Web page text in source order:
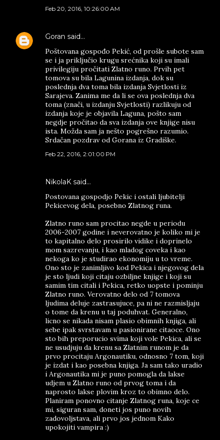
Feb 20, 2016, 10:26:00 AM
Goran said…
Poštovana gospođo Pekić, od prošle subote sam
se i ja priključio krugu srećnika koji su imali
privilegiju pročitati Zlatno runo. Prvih pet
tomova su bila Lagunina izdanja, dok su
poslednja dva toma bila izdanja Svjetlosti iz
Sarajeva. Zanima me da li se ova poslednja dva
toma (znači, u izdanju Svjetlosti) razlikuju od
izdanja koje je objavila Laguna, pošto sam
negdje pročitao da sva izdanja ove knjige nisu
ista. Možda sam ja nešto pogrešno razumio.
Srdačan pozdrav od Gorana iz Gradiške.
Feb 22, 2016, 2:01:00 PM
NikolaK said…
Postovana gospodjo Pekic i ostali ljubitelji
Pekicevog dela, posebno Zlatnog runa.
Zlatno runo sam procitao negde u periodu
2006-2007 godine i neverovatno je koliko mi je
to kapitalno delo prosirilo vidike i doprinelo
mom sazrevanju, i kao mladog coveka i kao
nekoga ko je studirao ekonomiju u to vreme.
Ono sto je zanimljivo kod Pekica i njegovog dela
je sto ljudi koji citaju ozbiljne knjige i koji su
samim tim citali i Pekica, retko uopste i pominju
Zlatno runo. Verovatno delo od 7 tomova
ljudima deluje zastrasujuce, pa ni ne razmisljaju
o tome da krenu u taj poduhvat. Generalno,
licno se nikada nisam plasio obimnih knjiga, ali
sebe ipak svrstavam u pasionirane citaoce. Ono
sto bih preporucio svima koji vole Pekica, ali se
ne usudjuju da krenu sa Zlatnim runom je da
prvo procitaju Argonautiku, odnosno 7 tom, koji
je izdat i kao posebna knjiga. Ja sam tako uradio
i Argonautika mi je puno pomogla da lakse
udjem u Zlatno runo od prvog toma i da
naprosto lakse plovim kroz to obimno delo.
Planiram ponovno citanje Zlatnog runa, koje ce
mi, siguran sam, doneti jos puno novih
zadovoljstava, ali prvo jos jednom Kako
upokojiti vampira :)